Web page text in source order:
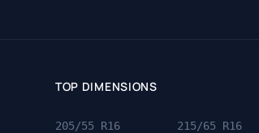
TOP DIMENSIONS
205/55 R16 215/65 R16